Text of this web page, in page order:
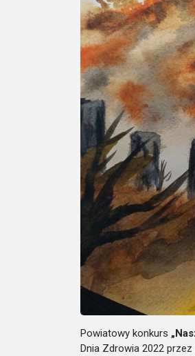
Powiatowy konkurs
Dnia Zdrowia 2022